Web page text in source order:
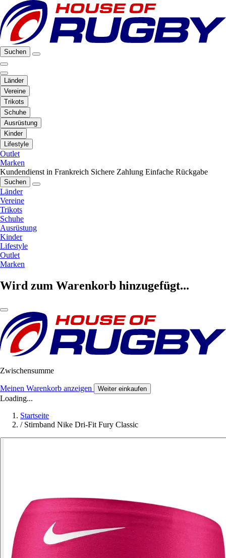
Suchen
Länder
Vereine
Trikots
Schuhe
Ausrüstung
Kinder
Lifestyle
Outlet
Marken
Kundendienst in Frankreich Sichere Zahlung Einfache Rückgabe
Suchen
Länder
Vereine
Trikots
Schuhe
Ausrüstung
Kinder
Lifestyle
Outlet
Marken
Wird zum Warenkorb hinzugefügt...
Zwischensumme
Meinen Warenkorb anzeigen Weiter einkaufen
Loading...
Startseite
/ Stirnband Nike Dri-Fit Fury Classic